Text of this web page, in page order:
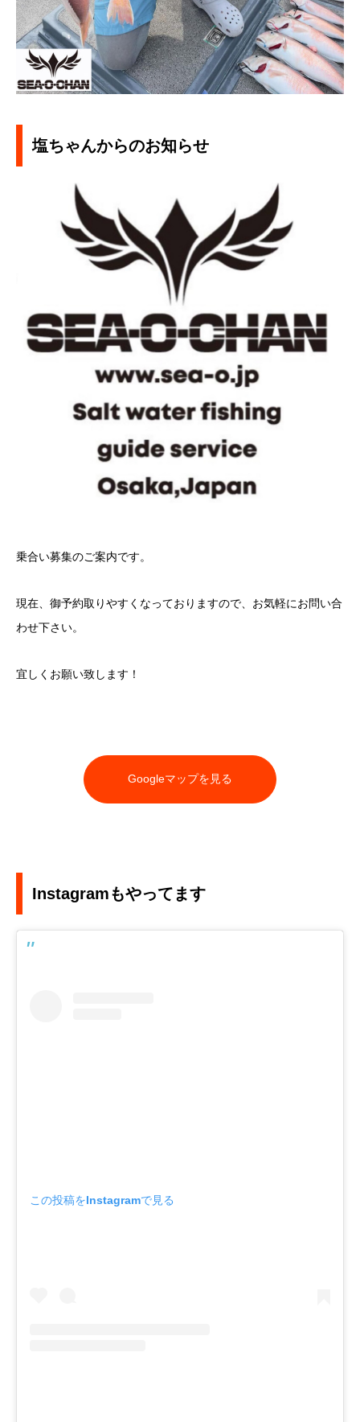
塩ちゃんからのお知らせ
乗合い募集のご案内です。
現在、御予約取りやすくなっておりますので、お気軽にお問い合
わせ下さい。
宜しくお願い致します！
Googleマップを見る
Instagramもやってます
この投稿をInstagramで見る